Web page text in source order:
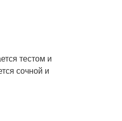
тестом и
сочной и